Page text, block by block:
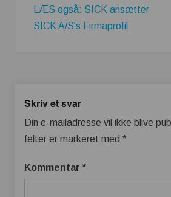
LÆS også: SICK ansætter
SICK A/S's Firmaprofil
Skriv et svar
Din e-mailadresse vil ikke blive
felter er markeret med *
Kommentar *